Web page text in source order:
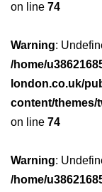
on line 74
Warning:
/home/
london.co.uk/
content/themes/
on line 74
Warning:
/home/